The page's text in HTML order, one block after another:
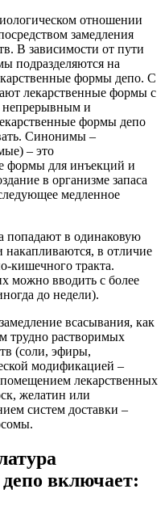
отношении
замедления
В зависимости от пути
подразделяются на
формы депо. С
лекарственные формы с
непрерывным и
формы депо
Синонимы –
– это
формы для инъекций и
в организме запаса
медленное
попадают в одинаковую
в отличие
кишечного тракта.
можно вводить с более
до недели).
всасывания, как
трудно растворимых
(соли, эфиры,
модификацией –
лекарственных
желатин или
систем доставки –
включает: